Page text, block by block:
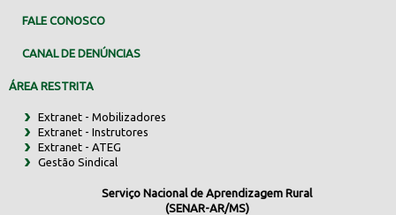
FALE CONOSCO
CANAL DE DENÚNCIAS
ÁREA RESTRITA
Extranet - Mobilizadores
Extranet - Instrutores
Extranet - ATEG
Gestão Sindical
Serviço Nacional de Aprendizagem Rural
(SENAR-AR/MS)